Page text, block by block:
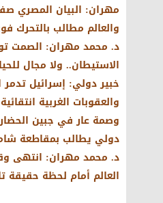
مهران: البيان المصري
والعالم مطالب بالتحرك
د. محمد مهران: الصمت
الاستيطان.. ولا مجال
خبير دولي: إسرائيل تدمر
والعقوبات الغربية
وصمة عار في جبين
دولي يطالب بمقاطعة
د. محمد مهران: انتهى
العالم أمام لحظة حقيقة